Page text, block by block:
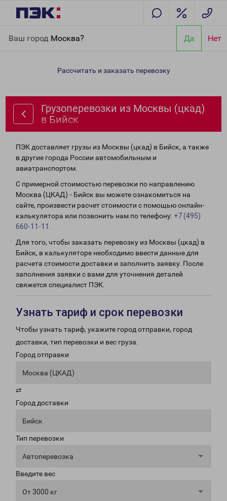
Ваш город Москва? Да Нет
Бийск
Рассчитать и заказать перевозку
Грузоперевозки из Москвы (цкад)
в Бийск
ПЭК доставляет грузы из Москвы (цкад) в Бийск, а также
в другие города России автомобильным и
авиатранспортом.
С примерной стоимостью перевозки по направлению
Москва (ЦКАД) - Бийск вы можете ознакомиться на
сайте, произвести расчет стоимости с помощью онлайн-
калькулятора или позвонить нам по телефону: +7 (495)
660-11-11
Для того, чтобы заказать перевозку из Москвы (цкад) в
Бийск, в калькуляторе необходимо ввести данные для
расчета стоимости доставки и заполнить заявку. После
заполнения заявки с вами для уточнения деталей
свяжется специалист ПЭК.
Узнать тариф и срок перевозки
Чтобы узнать тариф, укажите город отправки, город
доставки, тип перевозки и вес груза.
Город отправки
Москва (ЦКАД)
⇄
Город доставки
Бийск
Тип перевозки
Автоперевозка
Введите вес
От 3000 кг